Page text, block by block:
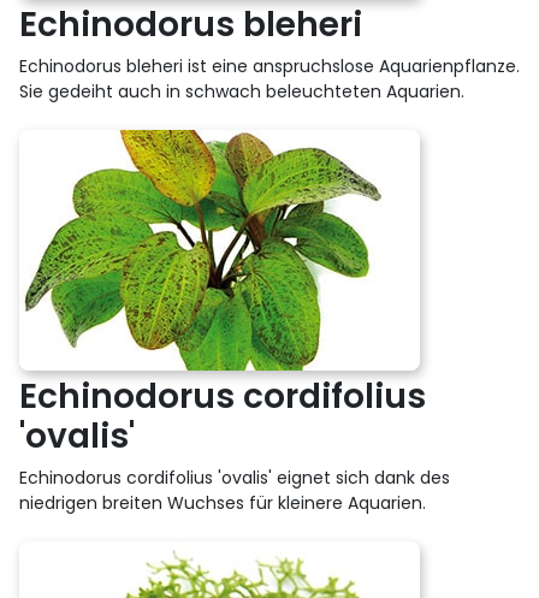
Echinodorus bleheri
Echinodorus bleheri ist eine anspruchslose Aquarienpflanze.
Sie gedeiht auch in schwach beleuchteten Aquarien.
Echinodorus cordifolius
'ovalis'
Echinodorus cordifolius 'ovalis' eignet sich dank des
niedrigen breiten Wuchses für kleinere Aquarien.